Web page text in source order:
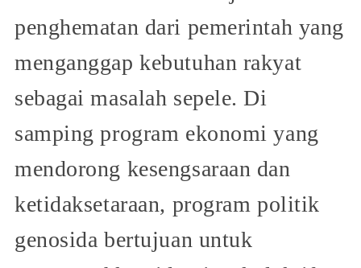
penghematan dari pemerintah yang
menganggap kebutuhan rakyat
sebagai masalah sepele. Di
samping program ekonomi yang
mendorong kesengsaraan dan
ketidaksetaraan, program politik
genosida bertujuan untuk